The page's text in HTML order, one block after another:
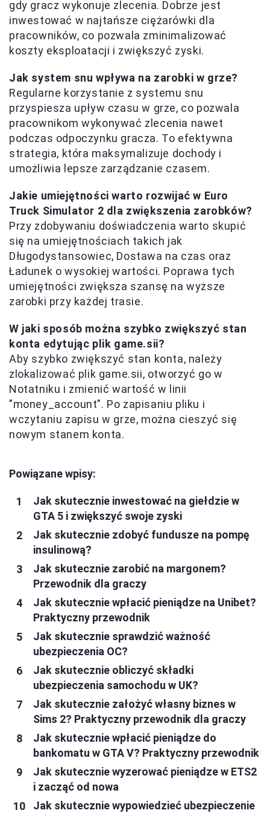
gdy gracz wykonuje zlecenia. Dobrze jest
inwestować w najtańsze ciężarówki dla
pracowników, co pozwala zminimalizować
koszty eksploatacji i zwiększyć zyski.
Jak system snu wpływa na zarobki w grze?
Regularne korzystanie z systemu snu
przyspiesza upływ czasu w grze, co pozwala
pracownikom wykonywać zlecenia nawet
podczas odpoczynku gracza. To efektywna
strategia, która maksymalizuje dochody i
umożliwia lepsze zarządzanie czasem.
Jakie umiejętności warto rozwijać w Euro
Truck Simulator 2 dla zwiększenia zarobków?
Przy zdobywaniu doświadczenia warto skupić
się na umiejętnościach takich jak
Długodystansowiec, Dostawa na czas oraz
Ładunek o wysokiej wartości. Poprawa tych
umiejętności zwiększa szansę na wyższe
zarobki przy każdej trasie.
W jaki sposób można szybko zwiększyć stan
konta edytując plik game.sii?
Aby szybko zwiększyć stan konta, należy
zlokalizować plik game.sii, otworzyć go w
Notatniku i zmienić wartość w linii
"money_account". Po zapisaniu pliku i
wczytaniu zapisu w grze, można cieszyć się
nowym stanem konta.
Powiązane wpisy:
Jak skutecznie inwestować na giełdzie w
GTA 5 i zwiększyć swoje zyski
Jak skutecznie zdobyć fundusze na pompę
insulinową?
Jak skutecznie zarobić na margonem?
Przewodnik dla graczy
Jak skutecznie wpłacić pieniądze na Unibet?
Praktyczny przewodnik
Jak skutecznie sprawdzić ważność
ubezpieczenia OC?
Jak skutecznie obliczyć składki
ubezpieczenia samochodu w UK?
Jak skutecznie założyć własny biznes w
Sims 2? Praktyczny przewodnik dla graczy
Jak skutecznie wpłacić pieniądze do
bankomatu w GTA V? Praktyczny przewodnik
Jak skutecznie wyzerować pieniądze w ETS2
i zacząć od nowa
Jak skutecznie wypowiedzieć ubezpieczenie